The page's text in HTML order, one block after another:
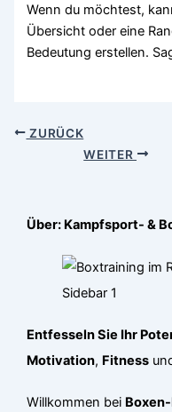
Wenn du möchtest,
Übersicht oder eine
Bedeutung erstellen.
ZURÜCK
WEITER
Über: Kampfsport- &
Entfesseln Sie Ihr
Motivation, Fitness
Willkommen bei